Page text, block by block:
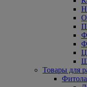
Товары для